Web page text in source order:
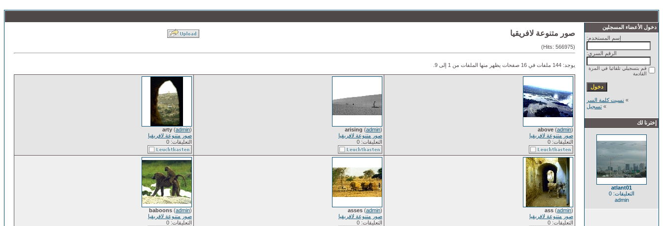
دخول الأعضاء المسجلين
إسم المستخدم:
الرقم السري:
قم بتسجيلي تلقائيا في المرة
القادمة
» نسيت كلمة السر
» تسجيل
إخترنا لك
atlant01
التعليقات: 0
admin
صور متنوعة لافريقيا
(Hits: 566975)
يوجد: 144 ملفات في 16 صفحات يظهر منها الملفات من 1 إلى 9.
above (admin)
صور متنوعة لافريقيا
التعليقات: 0
arising (admin)
صور متنوعة لافريقيا
التعليقات: 0
arty (admin)
صور متنوعة لافريقيا
التعليقات: 0
ass (admin)
صور متنوعة لافريقيا
التعليقات: 0
asses (admin)
صور متنوعة لافريقيا
التعليقات: 0
baboons (admin)
صور متنوعة لافريقيا
التعليقات: 0